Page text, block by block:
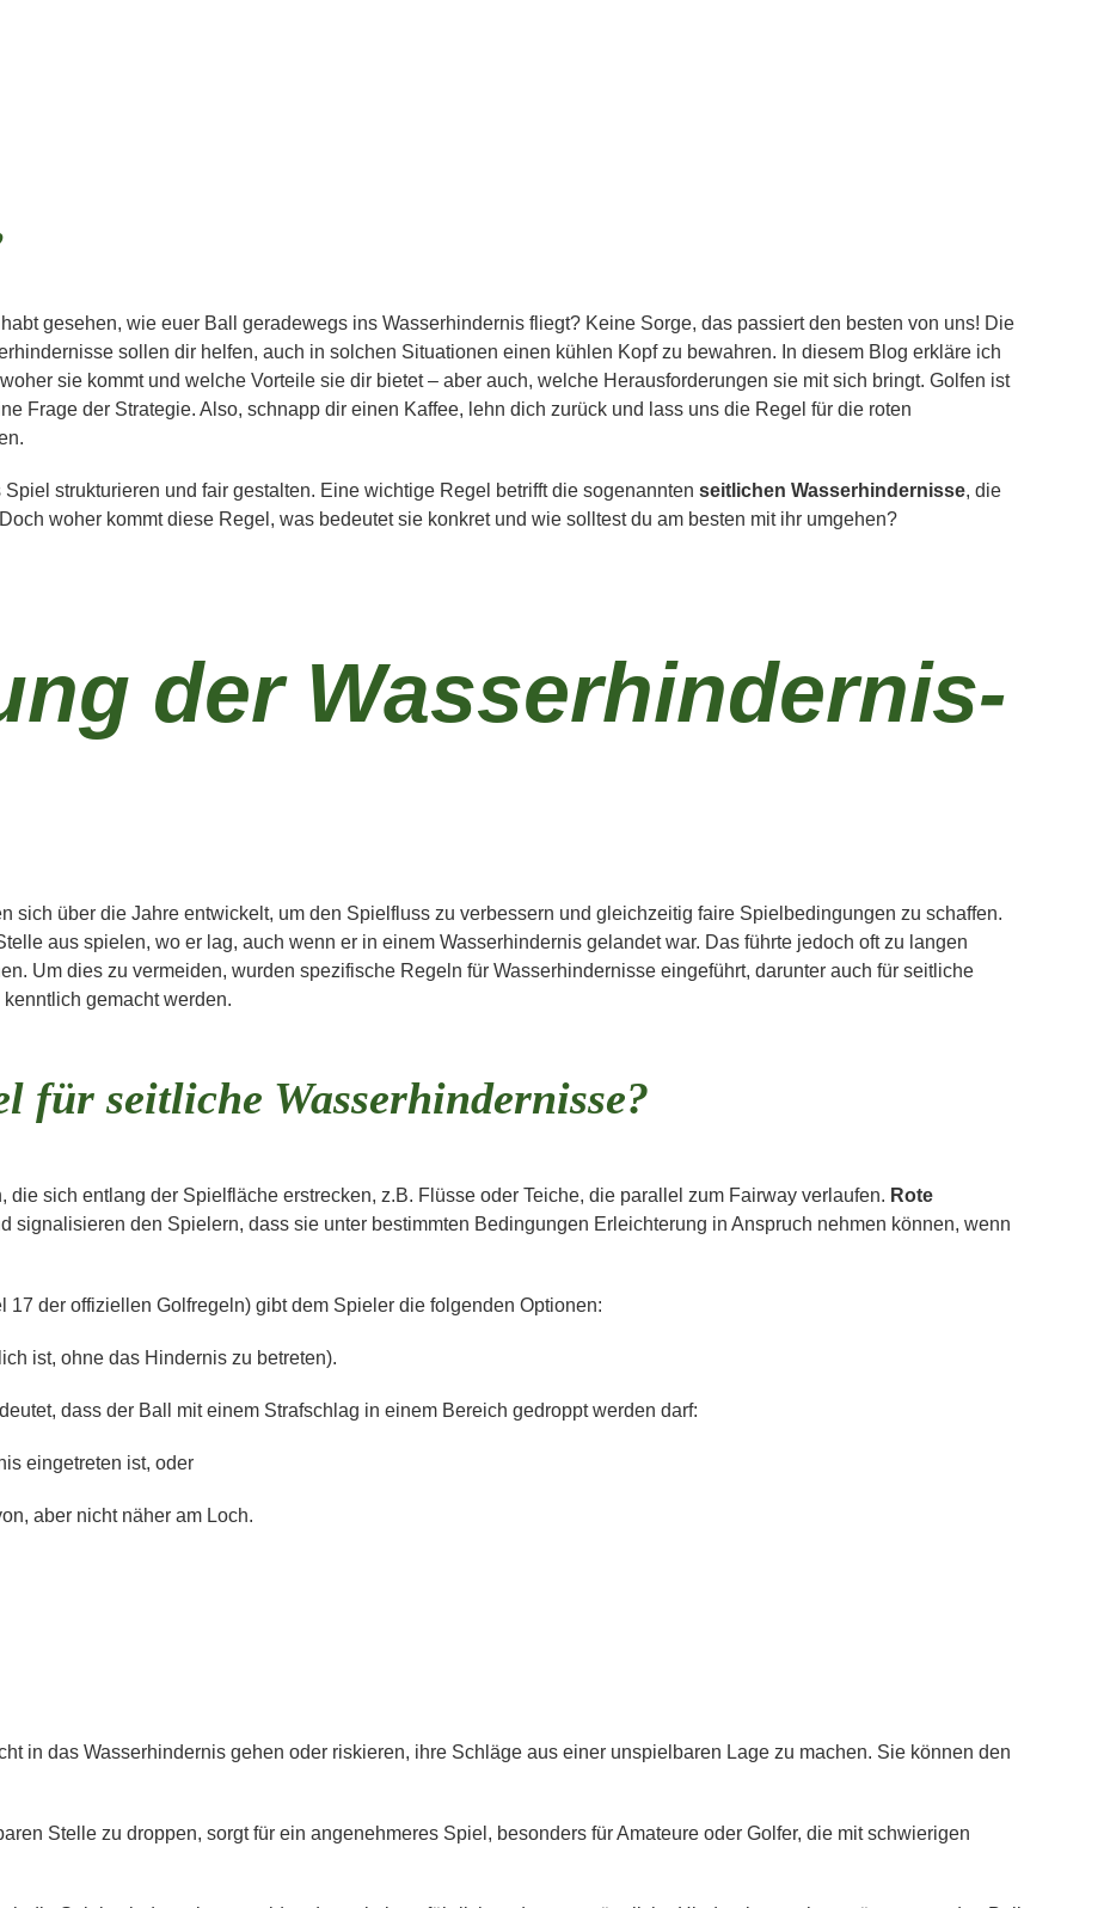
gesehen, wie euer Ball geradewegs ins Wasserhindernis fliegt? Keine Sorge, das passiert den besten von uns! Die
sollen dir helfen, auch in solchen Situationen einen kühlen Kopf zu bewahren. In diesem Blog erkläre ich
sie kommt und welche Vorteile sie dir bietet – aber auch, welche Herausforderungen sie mit sich bringt. Golfen ist
Frage der Strategie. Also, schnapp dir einen Kaffee, lehn dich zurück und lass uns die Regel für die roten
strukturieren und fair gestalten. Eine wichtige Regel betrifft die sogenannten seitlichen Wasserhindernisse, die
woher kommt diese Regel, was bedeutet sie konkret und wie solltest du am besten mit ihr umgehen?
der Wasserhindernis-
sich über die Jahre entwickelt, um den Spielfluss zu verbessern und gleichzeitig faire Spielbedingungen zu schaffen.
aus spielen, wo er lag, auch wenn er in einem Wasserhindernis gelandet war. Das führte jedoch oft zu langen
Um dies zu vermeiden, wurden spezifische Regeln für Wasserhindernisse eingeführt, darunter auch für seitliche
gemacht werden.
für seitliche Wasserhindernisse?
sich entlang der Spielfläche erstrecken, z.B. Flüsse oder Teiche, die parallel zum Fairway verlaufen. Rote
signalisieren den Spielern, dass sie unter bestimmten Bedingungen Erleichterung in Anspruch nehmen können, wenn
der offiziellen Golfregeln) gibt dem Spieler die folgenden Optionen:
ist, ohne das Hindernis zu betreten).
dass der Ball mit einem Strafschlag in einem Bereich gedroppt werden darf:
eingetreten ist, oder
aber nicht näher am Loch.
in das Wasserhindernis gehen oder riskieren, ihre Schläge aus einer unspielbaren Lage zu machen. Sie können den
Stelle zu droppen, sorgt für ein angenehmeres Spiel, besonders für Amateure oder Golfer, die mit schwierigen